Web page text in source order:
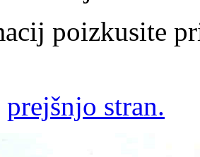
poizkusite
prejšnjo stran.